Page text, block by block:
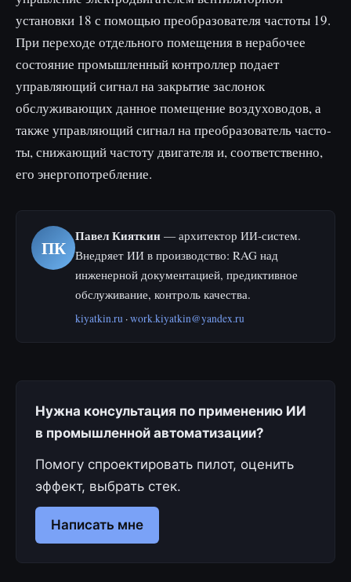
установки 18 с помощью преобразователя частоты 19.
При переходе отдельного помещения в нерабочее
состояние промышленный контроллер подает
управляющий сигнал на закрытие заслонок
обслуживающих данное помещение воздуховодов, а
также управляющий сигнал на преобразователь часто­
ты, снижающий частоту двигателя и, соответственно,
его энерго­потребление.
ПК
Павел Кияткин — архитектор ИИ-систем.
Внедряет ИИ в производство: RAG над
инженерной документацией, предиктивное
обслуживание, контроль качества.
kiyatkin.ru ·work.kiyatkin@yandex.ru
Нужна консультация по применению ИИ
в промышленной автоматизации?
Помогу спроектировать пилот, оценить
эффект, выбрать стек.
Написать мне